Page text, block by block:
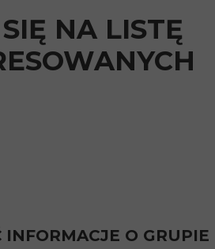
NA LISTĘ
INFORMACJE O GRUPIE